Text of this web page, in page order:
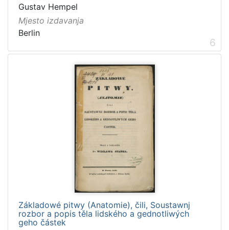
Gustav Hempel
Mjesto izdavanja
Berlin
6
Základowé pitwy (Anatomie), čili, Soustawnj
rozbor a popis těla lidského a gednotliwých
geho částek